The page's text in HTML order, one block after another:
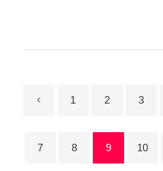
1 2 3
7 8 9 10